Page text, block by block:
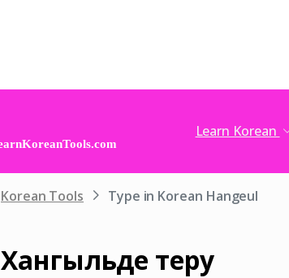
Learn Korean
Korean Tools Type in Korean Hangeul
Хангыльде теру